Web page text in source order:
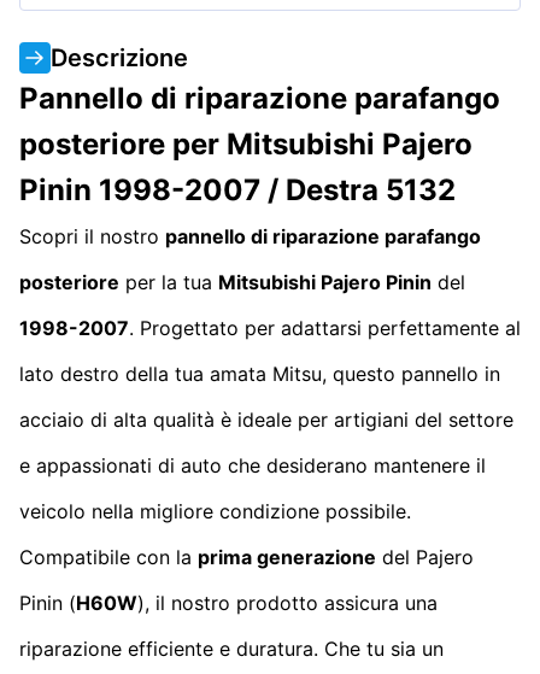
Descrizione
Pannello di riparazione parafango
posteriore per Mitsubishi Pajero
Pinin 1998-2007 / Destra 5132
Scopri il nostro pannello di riparazione parafango
posteriore per la tua Mitsubishi Pajero Pinin del
1998-2007. Progettato per adattarsi perfettamente al
lato destro della tua amata Mitsu, questo pannello in
acciaio di alta qualità è ideale per artigiani del settore
e appassionati di auto che desiderano mantenere il
veicolo nella migliore condizione possibile.
Compatibile con la prima generazione del Pajero
Pinin (H60W), il nostro prodotto assicura una
riparazione efficiente e duratura. Che tu sia un